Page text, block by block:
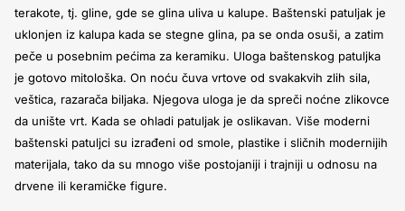
terakote, tj. gline, gde se glina uliva u kalupe. Baštenski patuljak je
uklonjen iz kalupa kada se stegne glina, pa se onda osuši, a zatim
peče u posebnim pećima za keramiku. Uloga baštenskog patuljka
je gotovo mitološka. On noću čuva vrtove od svakakvih zlih sila,
veštica, razarača biljaka. Njegova uloga je da spreči noćne zlikovce
da unište vrt. Kada se ohladi patuljak je oslikavan. Više moderni
baštenski patuljci su izrađeni od smole, plastike i sličnih modernijih
materijala, tako da su mnogo više postojaniji i trajniji u odnosu na
drvene ili keramičke figure.